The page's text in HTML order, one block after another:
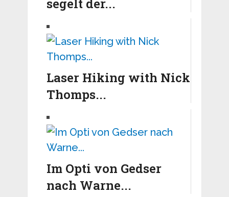
segelt der...
Laser Hiking with Nick
Thomps...
Im Opti von Gedser
nach Warne...